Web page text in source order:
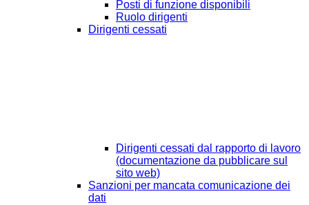
Posti di funzione disponibili
Ruolo dirigenti
Dirigenti cessati
Dirigenti cessati dal rapporto di lavoro
(documentazione da pubblicare sul
sito web)
Sanzioni per mancata comunicazione dei
dati